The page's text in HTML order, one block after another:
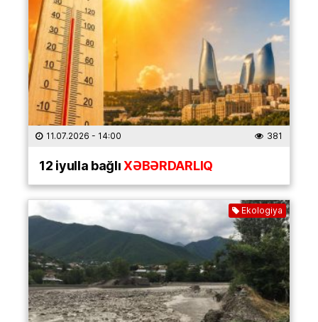
11.07.2026 - 14:00 381
12 iyulla bağlıXƏBƏRDARLIQ
Ekologiya